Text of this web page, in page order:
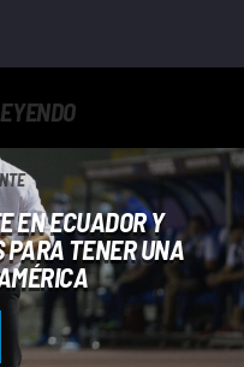
EN ECUADOR Y
TENER UNA